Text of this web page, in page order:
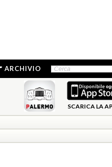
ARCHIVIO
SCARICA LA